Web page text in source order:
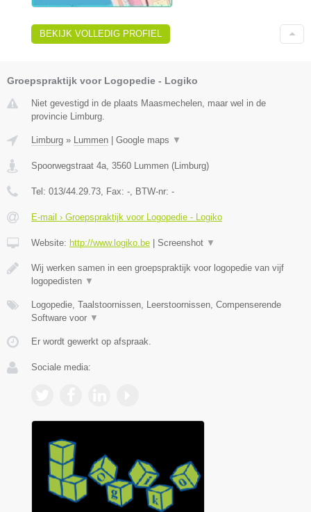
BEKIJK VOLLEDIG PROFIEL
Groepspraktijk voor Logopedie - Logiko
Niet gevestigd in de plaats Maasmechelen, maar wel in de
provincie Limburg.
Limburg » Lummen Google maps ▼
Spoorwegstraat 4a, 3560 Lummen (Limburg)
Tel: 013/44.29.73, Fax: -, BTW-nr: -
E-mail › Groepspraktijk voor Logopedie - Logiko
Website: http://www.logiko.be Screenshot ▼
Wij werken samen in een groepspraktijk voor logopedie van vijf
logopedisten ▼
Logopedie, Taalstoornissen, Leerstoornissen, Compenserende
Software voor ▼
Er wordt gewerkt op afspraak.
Sociale media: